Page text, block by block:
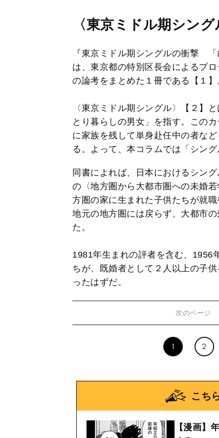
〈東京ミドル期シン
『東京ミドル期シングルの衝撃
は、東京都の特別区長会によるプ
の論考をまとめた１冊である【１】
〈東京ミドル期シングル〉【２】
とり暮らしの男女」を指す。この
に家族を残して単身赴任中の者な
る。よって、本コラムでは「シン
同書によれば、日本におけるシン
の〈地方圏から大都市圏への未婚
方圏の家に生まれた子供たちが就
地元の地方圏には戻らず、大都市
た。
1981年生まれの評者を含む、1956
ちが、既婚者として２人以上の子
ったはずだ。
次のページ
1 2
こち
【漫画】